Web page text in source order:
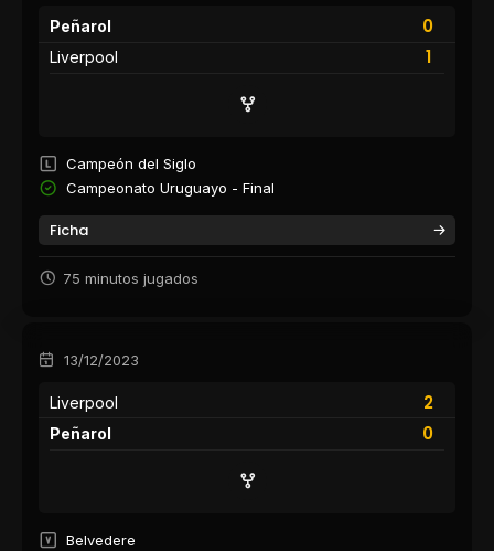
Peñarol
0
1
Liverpool
Campeón del Siglo
Campeonato Uruguayo - Final
Ficha
75 minutos jugados
13/12/2023
Liverpool
2
0
Peñarol
Belvedere